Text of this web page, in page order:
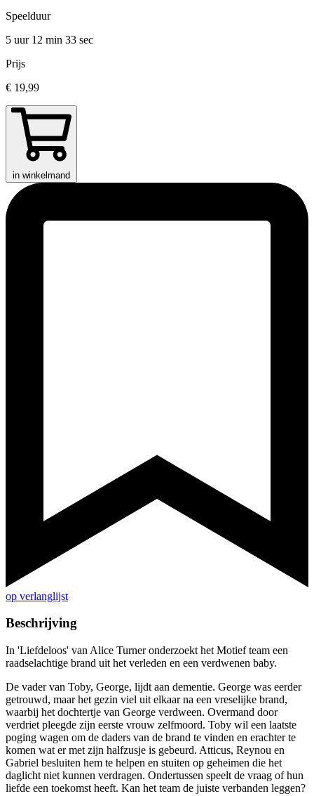
Speelduur
5 uur 12 min 33 sec
Prijs
€ 19,99
in winkelmand
op verlanglijst
Beschrijving
In 'Liefdeloos' van Alice Turner onderzoekt het Motief team een
raadselachtige brand uit het verleden en een verdwenen baby.
De vader van Toby, George, lijdt aan dementie. George was eerder
getrouwd, maar het gezin viel uit elkaar na een vreselijke brand,
waarbij het dochtertje van George verdween. Overmand door
verdriet pleegde zijn eerste vrouw zelfmoord. Toby wil een laatste
poging wagen om de daders van de brand te vinden en erachter te
komen wat er met zijn halfzusje is gebeurd. Atticus, Reynou en
Gabriel besluiten hem te helpen en stuiten op geheimen die het
daglicht niet kunnen verdragen. Ondertussen speelt de vraag of hun
liefde een toekomst heeft. Kan het team de juiste verbanden leggen?